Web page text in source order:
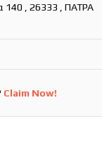
140 , 26333 , ΠΑΤΡΑ
Claim Now!